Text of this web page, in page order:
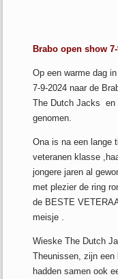
Brabo open show 7-
Op een warme dag
7-9-2024 naar de
The Dutch Jacks en
genomen.
Ona is na een lange
veteranen klasse
jongere jaren al
met plezier de ring
de BESTE
meisje .
Wieske The Dutch
Theunissen, zijn een
hadden samen ook